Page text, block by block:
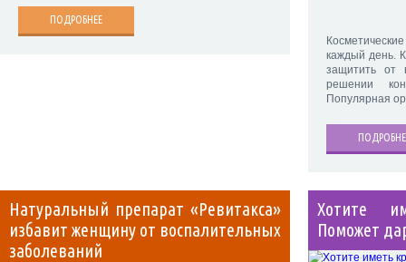
ПОДРОБНЕЕ
каждый день.
защитить от
решении
Популярная
Натуральный препарат «Ревитакса»
избавит женщину от воспалительных
заболеваний
Хотите
Поможет